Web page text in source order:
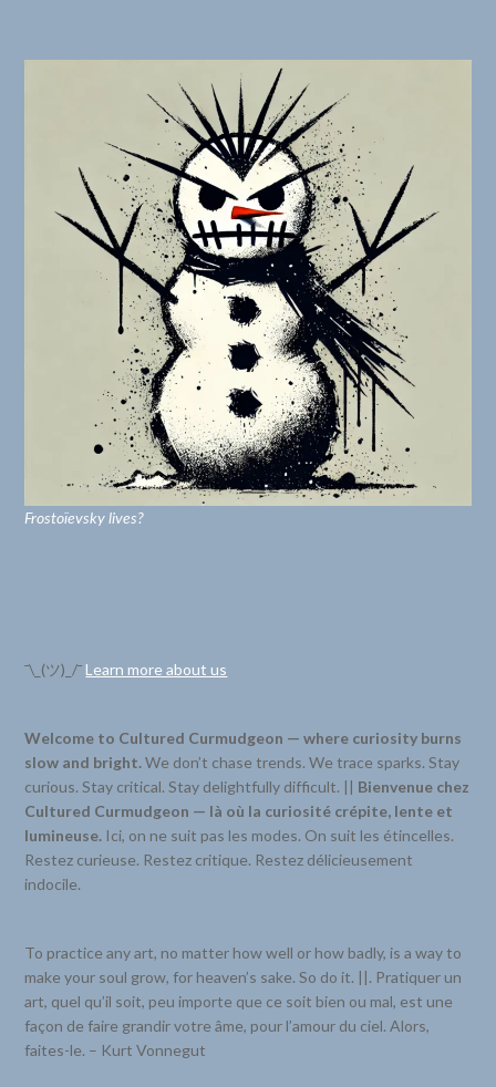
Frostoïevsky lives?
¯\_(ツ)_/¯Learn more about us
Welcome to Cultured Curmudgeon — where curiosity burns
slow and bright.We don’t chase trends. We trace sparks. Stay
curious. Stay critical. Stay delightfully difficult. || Bienvenue chez
Cultured Curmudgeon — là où la curiosité crépite, lente et
lumineuse. Ici, on ne suit pas les modes. On suit les étincelles.
Restez curieuse. Restez critique. Restez délicieusement
indocile.
To practice any art, no matter how well or how badly, is a way to
make your soul grow, for heaven’s sake. So do it. ||. Pratiquer un
art, quel qu’il soit, peu importe que ce soit bien ou mal, est une
façon de faire grandir votre âme, pour l’amour du ciel. Alors,
faites-le. – Kurt Vonnegut